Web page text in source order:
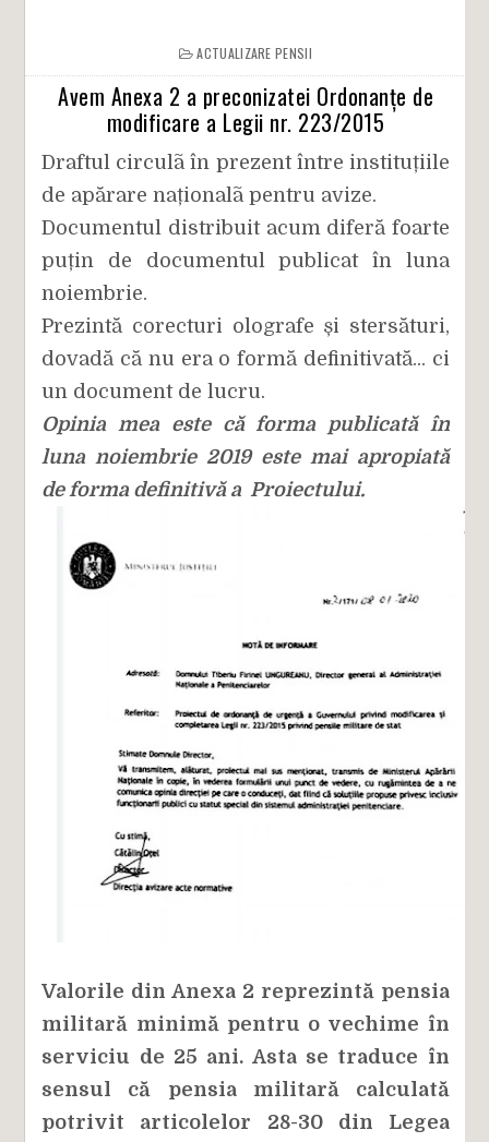
ACTUALIZARE PENSII
Avem Anexa 2 a preconizatei Ordonanțe de
modificare a Legii nr. 223/2015
Draftul circulã în prezent între instituțiile
de apărare naționalã pentru avize.
Documentul distribuit acum diferă foarte
puțin de documentul publicat în luna
noiembrie.
Prezintă corecturi olografe și stersături,
dovadă că nu era o formă definitivată... ci
un document de lucru.
Opinia mea este că forma publicată în
luna noiembrie 2019 este mai apropiată
de forma definitivă a Proiectului.
Valorile din Anexa 2 reprezintă pensia
militară minimă pentru o vechime în
serviciu de 25 ani. Asta se traduce în
sensul că pensia militară calculată
potrivit articolelor 28-30 din Legea